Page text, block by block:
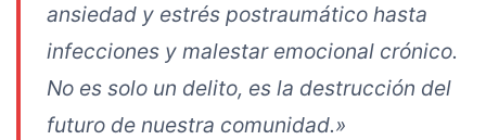
ansiedad y estrés postraumático hasta
infecciones y malestar emocional crónico.
No es solo un delito, es la destrucción del
futuro de nuestra comunidad.»